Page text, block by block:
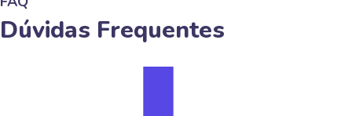
Dúvidas Frequentes